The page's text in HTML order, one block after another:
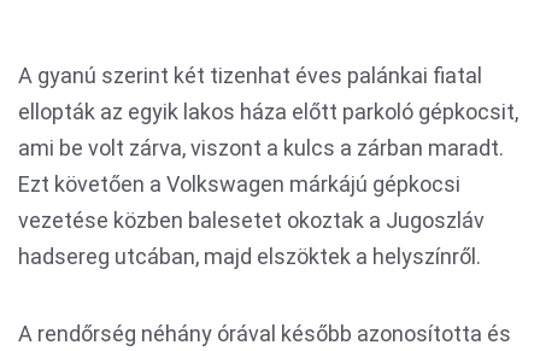
A gyanú szerint két tizenhat éves palánkai fiatal
ellopták az egyik lakos háza előtt parkoló gépkocsit,
ami be volt zárva, viszont a kulcs a zárban maradt.
Ezt követően a Volkswagen márkájú gépkocsi
vezetése közben balesetet okoztak a Jugoszláv
hadsereg utcában, majd elszöktek a helyszínről.
A rendőrség néhány órával később azonosította és